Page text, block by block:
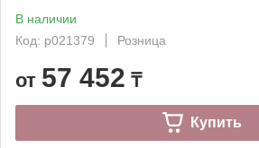
В наличии
Код: p021379
Розница
от 57 452 ₸
Купить